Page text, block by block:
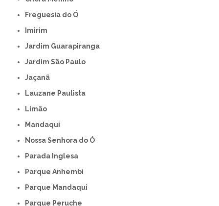
Freguesia do Ó
Imirim
Jardim Guarapiranga
Jardim São Paulo
Jaçanã
Lauzane Paulista
Limão
Mandaqui
Nossa Senhora do Ó
Parada Inglesa
Parque Anhembi
Parque Mandaqui
Parque Peruche